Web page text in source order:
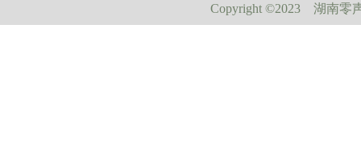
Copyright ©2023 湖南